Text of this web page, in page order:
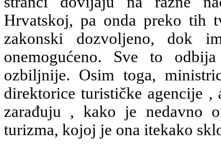
Hrvatskoj, pa onda preko tih
zakonski dozvoljeno, dok
onemogućeno. Sve to
ozbiljnije. Osim toga,
direktorice turističke agencije ,
zarađuju , kako je nedavno
turizma, kojoj je ona itekako